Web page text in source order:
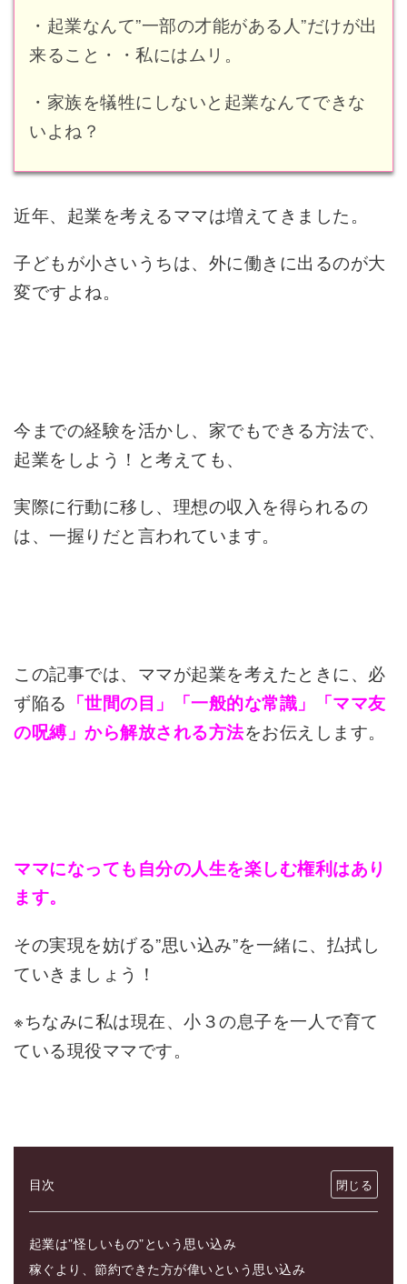
・起業なんて”一部の才能がある人”だけが出
来ること・・私にはムリ。
・家族を犠牲にしないと起業なんてできな
いよね？
近年、起業を考えるママは増えてきました。
子どもが小さいうちは、外に働きに出るのが大
変ですよね。
今までの経験を活かし、家でもできる方法で、
起業をしよう！と考えても、
実際に行動に移し、理想の収入を得られるの
は、一握りだと言われています。
この記事では、ママが起業を考えたときに、必
ず陥る
「世間の目」「一般的な常識」「ママ友
の呪縛」から解放される方法をお伝えします。
ママになっても自分の人生を楽しむ権利はあり
ます。
その実現を妨げる”思い込み”を一緒に、払拭し
ていきましょう！
※ちなみに私は現在、小３の息子を一人で育て
ている現役ママです。
目次
起業は”怪しいもの”という思い込み
稼ぐより、節約できた方が偉いという思い込み